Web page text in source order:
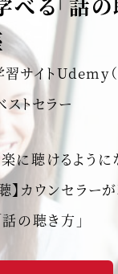
べる「話の
習サイトUdemy
ストセラー
に聴けるように
】カウンセラー
の聴き方」